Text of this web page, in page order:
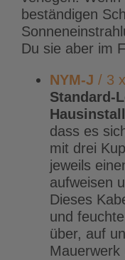
beständigen
Du sie aber im
NYM-J / 3
Standard-
dass es
mit drei
jeweils
aufweisen
Dieses
und
über, auf
Mauerwerk